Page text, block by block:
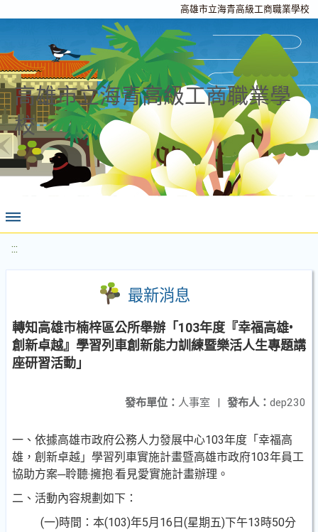
高雄市立海青高級工商職業學校
高雄市立海青高級工商職業學
校
:::
最新消息
轉知高雄市楠梓區公所舉辦「103年度『幸福高雄•
創新卓越』學習列車創新能力訓練暨樂活人生專題講
座研習活動」
發布人： dep230
發布單位： 人事室 |
一、依據高雄市政府公務人力發展中心103年度「幸福高
雄，創新卓越」學習列車實施計畫暨高雄市政府103年員工
協助方案─聆聽‧擁抱‧看見愛實施計畫辦理。
二、活動內容規劃如下：
(一)時間：本(103)年5月16日(星期五)下午13時50分